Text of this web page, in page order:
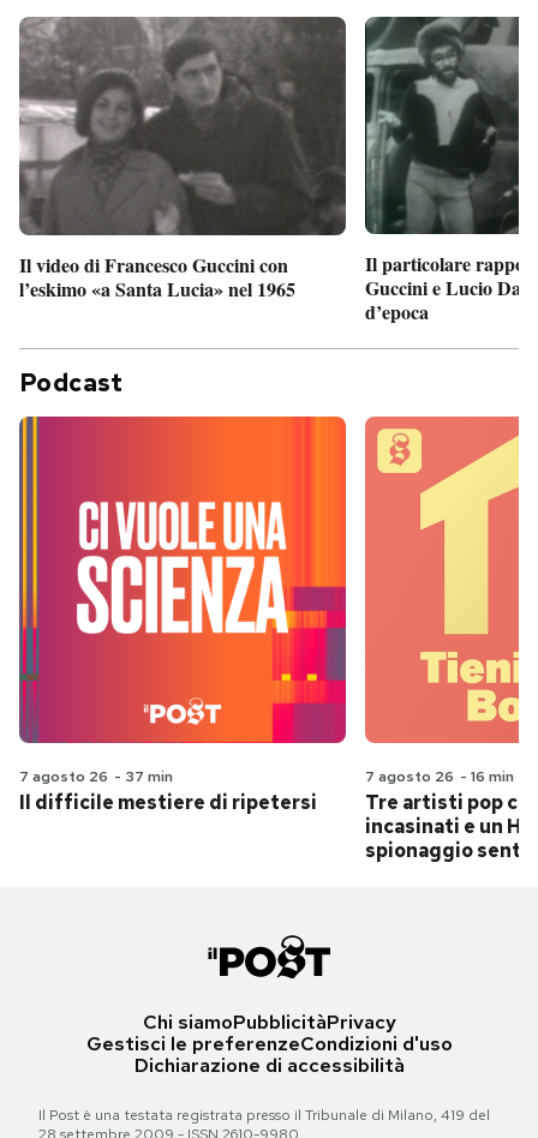
Il video di Francesco Guccini con
l’eskimo «a Santa Lucia» nel 1965
Il particolare
Guccini e Lucio
d’epoca
Podcast
7 agosto 26 - 37 min
Il difficile mestiere di ripetersi
7 agosto 26 - 16 min
Tre artisti pop
incasinati e un
spionaggio
Chi siamoPubblicitàPrivacy
Gestisci le preferenzeCondizioni d'uso
Dichiarazione di accessibilità
Il Post è una testata registrata presso il Tribunale di Milano, 419 del